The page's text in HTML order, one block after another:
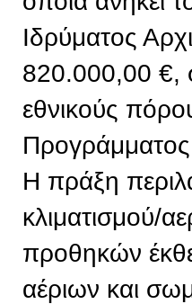
Ιδρύματος
820.000,00 €,
εθνικούς
Η πράξη
κλιματισμού/
προθηκών
αέριων και